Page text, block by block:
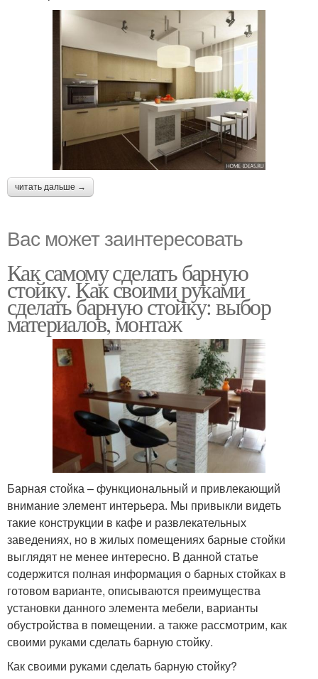
читать дальше →
Вас может заинтересовать
Как самому сделать барную
стойку. Как своими руками
сделать барную стойку: выбор
материалов, монтаж
Барная стойка – функциональный и привлекающий
внимание элемент интерьера. Мы привыкли видеть
такие конструкции в кафе и развлекательных
заведениях, но в жилых помещениях барные стойки
выглядят не менее интересно. В данной статье
содержится полная информация о барных стойках в
готовом варианте, описываются преимущества
установки данного элемента мебели, варианты
обустройства в помещении. а также рассмотрим, как
своими руками сделать барную стойку.
Как своими руками сделать барную стойку?